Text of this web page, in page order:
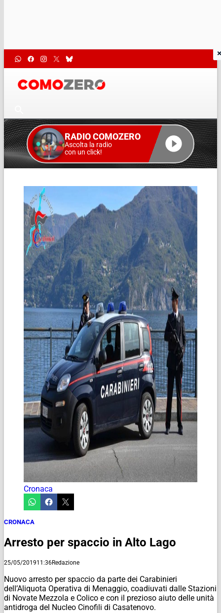
RADIO COMOZERO
Ascolta la radio
con un click!
Cronaca
CRONACA
Arresto per spaccio in Alto Lago
25/05/201911:36Redazione
Nuovo arresto per spaccio da parte dei Carabinieri
dell’Aliquota Operativa di Menaggio, coadiuvati dalle Stazioni
di Novate Mezzola e Colico e con il prezioso aiuto delle unità
antidroga del Nucleo Cinofili di Casatenovo.